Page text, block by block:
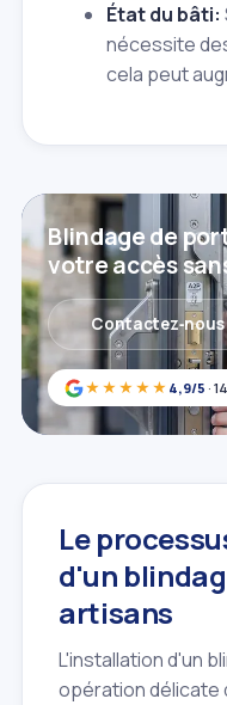
État du bâti:
nécessite
cela peut
★★★★★ 4,9/5 ·
Blindage de
votre accès
Contactez‑nous
Le
d'un
artisans
L'installation d'un
opération délicate